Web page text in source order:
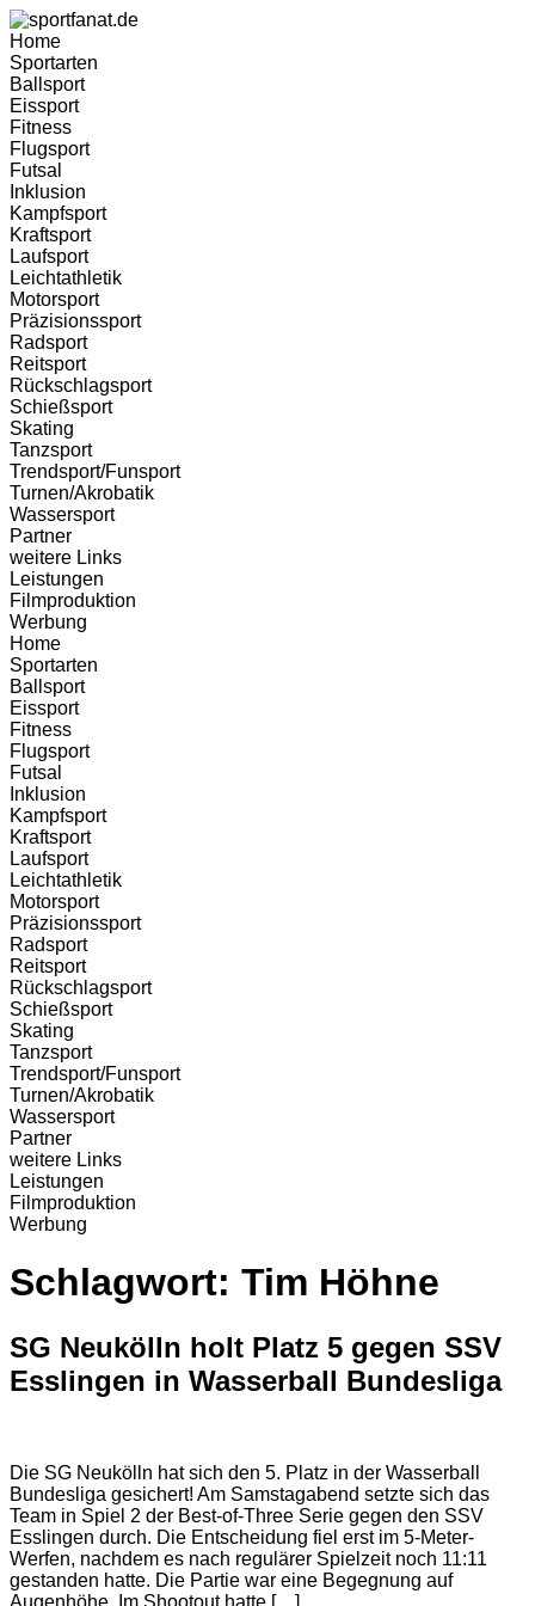
Home
Sportarten
Ballsport
Eissport
Fitness
Flugsport
Futsal
Inklusion
Kampfsport
Kraftsport
Laufsport
Leichtathletik
Motorsport
Präzisionssport
Radsport
Reitsport
Rückschlagsport
Schießsport
Skating
Tanzsport
Trendsport/Funsport
Turnen/Akrobatik
Wassersport
Partner
weitere Links
Leistungen
Filmproduktion
Werbung
Home
Sportarten
Ballsport
Eissport
Fitness
Flugsport
Futsal
Inklusion
Kampfsport
Kraftsport
Laufsport
Leichtathletik
Motorsport
Präzisionssport
Radsport
Reitsport
Rückschlagsport
Schießsport
Skating
Tanzsport
Trendsport/Funsport
Turnen/Akrobatik
Wassersport
Partner
weitere Links
Leistungen
Filmproduktion
Werbung
Schlagwort: Tim Höhne
SG Neukölln holt Platz 5 gegen SSV
Esslingen in Wasserball Bundesliga
Die SG Neukölln hat sich den 5. Platz in der Wasserball
Bundesliga gesichert! Am Samstagabend setzte sich das
Team in Spiel 2 der Best-of-Three Serie gegen den SSV
Esslingen durch. Die Entscheidung fiel erst im 5-Meter-
Werfen, nachdem es nach regulärer Spielzeit noch 11:11
gestanden hatte. Die Partie war eine Begegnung auf
Augenhöhe. Im Shootout hatte […]